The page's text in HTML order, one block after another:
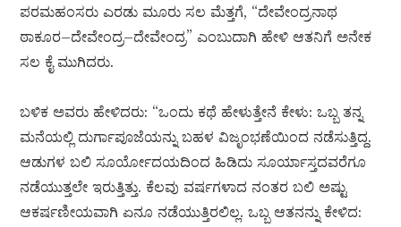
ಪರಮಹಂಸರು ಎರಡು ಮೂರು ಸಲ ಮೆತ್ತಗೆ, “ದೇವೇಂದ್ರನಾಥ
ಠಾಕೂರ–ದೇವೇಂದ್ರ–ದೇವೇಂದ್ರ” ಎಂಬುದಾಗಿ ಹೇಳಿ ಆತನಿಗೆ ಅನೇಕ
ಸಲ ಕೈ ಮುಗಿದರು.
ಬಳಿಕ ಅವರು ಹೇಳಿದರು: “ಒಂದು ಕಥೆ ಹೇಳುತ್ತೇನೆ ಕೇಳು: ಒಬ್ಬ ತನ್ನ
ಮನೆಯಲ್ಲಿ ದುರ್ಗಾಪೂಜೆಯನ್ನು ಬಹಳ ವಿಜೃಂಭಣೆಯಿಂದ ನಡೆಸುತ್ತಿದ್ದ.
ಆಡುಗಳ ಬಲಿ ಸೂರ್ಯೋದಯದಿಂದ ಹಿಡಿದು ಸೂರ್ಯಾಸ್ತದವರೆಗೂ
ನಡೆಯುತ್ತಲೇ ಇರುತ್ತಿತ್ತು. ಕೆಲವು ವರ್ಷಗಳಾದ ನಂತರ ಬಲಿ ಅಷ್ಟು
ಆಕರ್ಷಣೀಯವಾಗಿ ಏನೂ ನಡೆಯುತ್ತಿರಲಿಲ್ಲ. ಒಬ್ಬ ಆತನನ್ನು ಕೇಳಿದ: